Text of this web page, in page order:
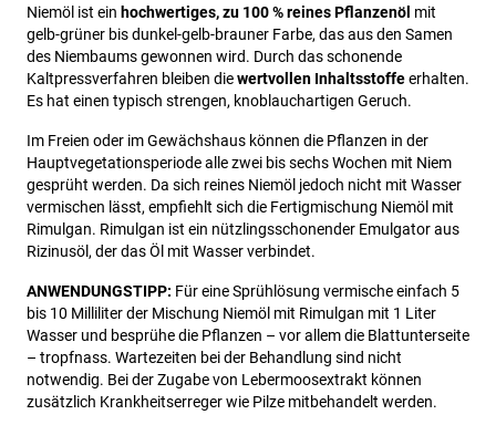
Niemöl ist ein hochwertiges, zu 100 % reines Pflanzenöl mit
gelb-grüner bis dunkel-gelb-brauner Farbe, das aus den Samen
des Niembaums gewonnen wird. Durch das schonende
Kaltpressverfahren bleiben diewertvollen Inhaltsstoffeerhalten.
Es hat einen typisch strengen, knoblauchartigen Geruch.
Im Freien oder im Gewächshaus können die Pflanzen in der
Hauptvegetationsperiode alle zwei bis sechs Wochen mit Niem
gesprüht werden. Da sich reines Niemöl jedoch nicht mit Wasser
vermischen lässt, empfiehlt sich die Fertigmischung Niemöl mit
Rimulgan. Rimulgan ist ein nützlingsschonender Emulgator aus
Rizinusöl, der das Öl mit Wasser verbindet.
ANWENDUNGSTIPP: Für eine Sprühlösung vermische einfach 5
bis 10 Milliliter der Mischung Niemöl mit Rimulgan mit 1 Liter
Wasser und besprühe die Pflanzen – vor allem die Blattunterseite
– tropfnass. Wartezeiten bei der Behandlung sind nicht
notwendig. Bei der Zugabe von Lebermoosextrakt können
zusätzlich Krankheitserreger wie Pilze mitbehandelt werden.